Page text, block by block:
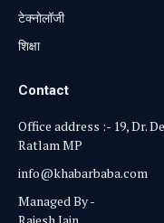
टेक्नोलॉजी
शिक्षा
Contact
Office address :- 19, Dr.
Ratlam MP
info@khabarbaba.com
Managed By -